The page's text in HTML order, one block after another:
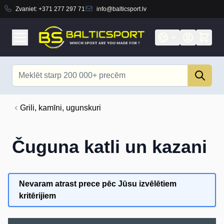
Zvaniet: +371 277 297 71 info@balticsport.lv
Grili, kamīni, ugunskuri
Čuguna katli un kazani
Nevaram atrast prece pēc Jūsu izvēlētiem
kritērijiem